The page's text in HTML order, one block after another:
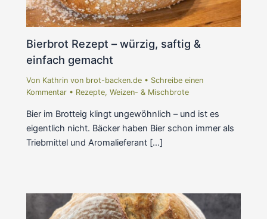
Bierbrot Rezept – würzig, saftig &
einfach gemacht
Von Kathrin von brot-backen.de • Schreibe einen
Kommentar • Rezepte,Weizen- & Mischbrote
Bier im Brotteig klingt ungewöhnlich – und ist es
eigentlich nicht. Bäcker haben Bier schon immer als
Triebmittel und Aromalieferant […]